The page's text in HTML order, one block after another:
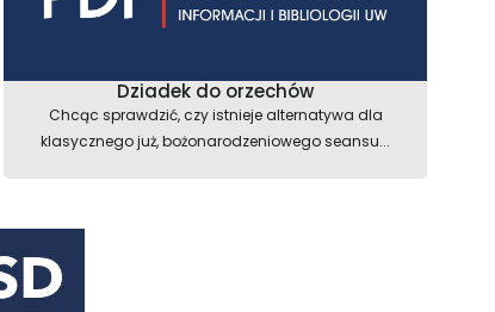
Dziadek do orzechów
Chcąc sprawdzić, czy istnieje alternatywa dla
klasycznego już, bożonarodzeniowego seansu...